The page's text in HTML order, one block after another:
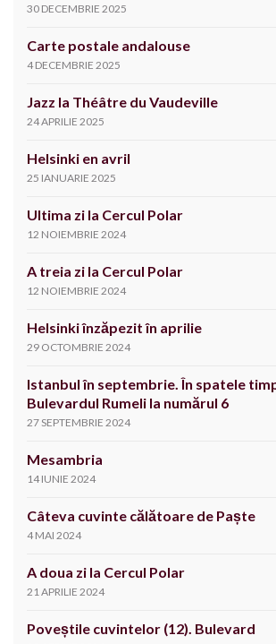
30 DECEMBRIE 2025
Carte postale andalouse
4 DECEMBRIE 2025
Jazz la Théâtre du Vaudeville
24 APRILIE 2025
Helsinki en avril
25 IANUARIE 2025
Ultima zi la Cercul Polar
12 NOIEMBRIE 2024
A treia zi la Cercul Polar
12 NOIEMBRIE 2024
Helsinki înzăpezit în aprilie
29 OCTOMBRIE 2024
Istanbul în septembrie. În spatele
Bulevardul Rumeli la numărul 6
27 SEPTEMBRIE 2024
Mesambria
14 IUNIE 2024
Câteva cuvinte călătoare de Paște
4 MAI 2024
A doua zi la Cercul Polar
21 APRILIE 2024
Poveștile cuvintelor (12). Bulevard